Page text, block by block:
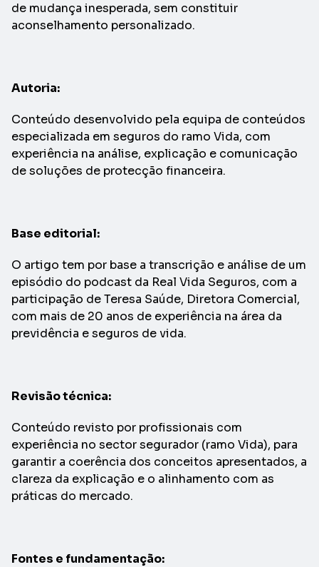
de mudança inesperada, sem constituir
aconselhamento personalizado.
Autoria:
Conteúdo desenvolvido pela equipa de conteúdos
especializada em seguros do ramo Vida, com
experiência na análise, explicação e comunicação
de soluções de protecção financeira.
Base editorial:
O artigo tem por base a transcrição e análise de um
episódio do podcast da Real Vida Seguros, com a
participação de Teresa Saúde, Diretora Comercial,
com mais de 20 anos de experiência na área da
previdência e seguros de vida.
Revisão técnica:
Conteúdo revisto por profissionais com
experiência no sector segurador (ramo Vida), para
garantir a coerência dos conceitos apresentados, a
clareza da explicação e o alinhamento com as
práticas do mercado.
Fontes e fundamentação: